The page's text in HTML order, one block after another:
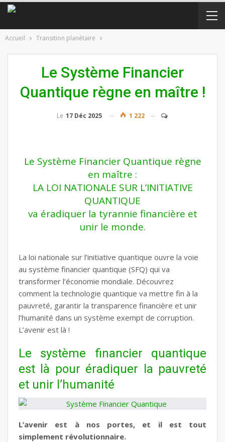
Accueil Transition planétaire
Le Système Financier
Quantique règne en maître !
Le 17 Déc 2025 1 222
Le Système Financier Quantique règne
en maître :
LA LOI NATIONALE SUR L’INITIATIVE
QUANTIQUE
va éradiquer la tyrannie financière et
unir le monde.
La loi nationale sur l’initiative quantique ouvre la voie
au système financier quantique (SFQ) qui va
transformer l’économie mondiale. Découvrez
comment la technologie quantique va mettre fin à la
pauvreté, garantir la transparence financière et unir
l’humanité dans un système exempt de corruption.
L’avenir est là !
Le système financier quantique
est là pour éradiquer la pauvreté
et unir l’humanité
L’avenir est à nos portes, et il est tout
simplement révolutionnaire.